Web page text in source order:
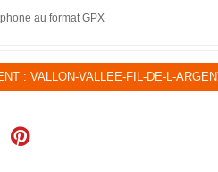
au format GPX
: VALLON-VALLEE-FIL-DE-L-